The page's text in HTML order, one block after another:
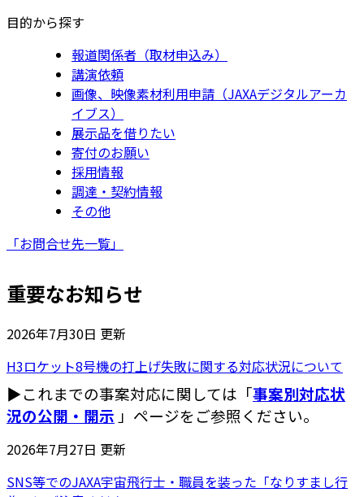
目的から探す
報道関係者（取材申込み）
講演依頼
画像、映像素材利用申請（JAXAデジタルアーカ
イブス）
展示品を借りたい
寄付のお願い
採用情報
調達・契約情報
その他
「お問合せ先一覧」
重要なお知らせ
2026年7月30日 更新
H3ロケット8号機の打上げ失敗に関する対応状況について
▶これまでの事案対応に関しては「事案別対応状
況の公開・開示 」ページをご参照ください。
2026年7月27日 更新
SNS等でのJAXA宇宙飛行士・職員を装った「なりすまし行